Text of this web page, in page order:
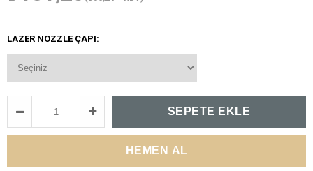
LAZER NOZZLE ÇAPI: